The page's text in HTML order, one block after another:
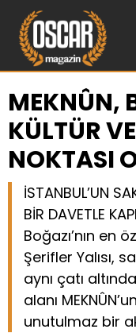
MEKNÛN,
KÜLTÜR
NOKTASI
İSTANBUL’UN
BİR DAVETLE
Boğazı’nın en
Şerifler Yalısı,
aynı çatı
alanı
unutulmaz bir